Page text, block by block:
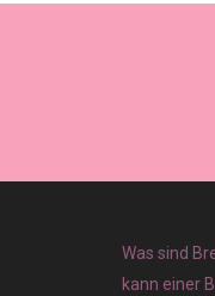
Was sind
kann einer